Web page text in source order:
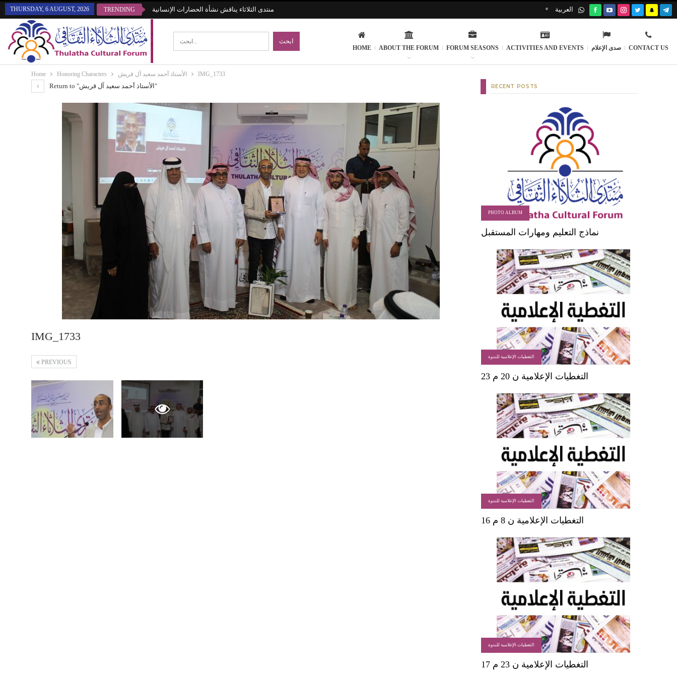
العربية THURSDAY, 6 AUGUST, 2026 TRENDING منتدى الثلاثاء يناقش نشأة الحضارات الإنسانية
HOME ABOUT THE FORUM FORUM SEASONS ACTIVITIES AND EVENTS صدى الإعلام CONTACT US
Home Honoring Characters الأستاذ أحمد سعيد آل قريش IMG_1733
Return to "الأستاذ أحمد سعيد آل قريش"
IMG_1733
PREVIOUS
RECENT POSTS
PHOTO ALBUM
نماذج التعليم ومهارات المستقبل
التغطيات الإعلامية للندوة
التغطيات الإعلامية ن 20 م 23
التغطيات الإعلامية للندوة
التغطيات الإعلامية ن 8 م 16
التغطيات الإعلامية للندوة
التغطيات الإعلامية ن 23 م 17